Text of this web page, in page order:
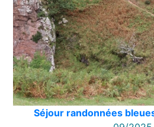
Séjour randonnées